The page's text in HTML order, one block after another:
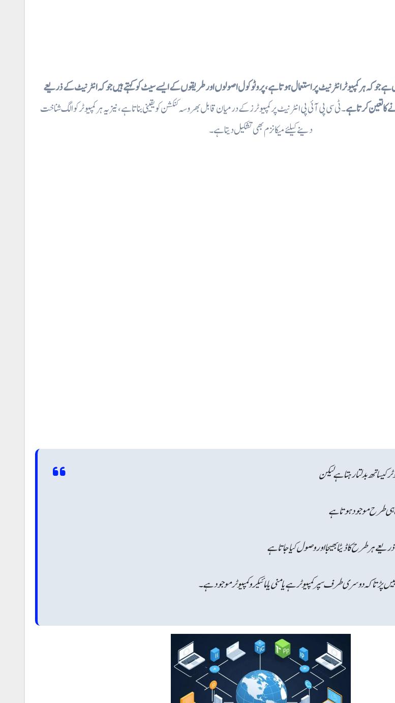
ہے جو کہ ہر کمپیوٹر انٹرنیٹ پر استعمال ہوتا ہے، پروٹوکول اصولوں اور طریقوں کے ایسے سیٹ کو کہتے ہیںجو کہ انٹرنیٹ کے ذریعے
کا تعین کرتا ہے۔ ٹی سی پی آئی پی انٹرنیٹ پر کمپیوٹرز کے درمیان قابل بھروسہ کنکشن کو یقینی بناتا ہے، نیز یہ ہر کمپیوٹر کو الگ شناخت
دینے کیلئے میکانزم بھی تشکیل دیتا ہے۔
کیساتھ بدلتا رہتا ہےلیکن
ہر طرح کا ڈیٹا بھیجا اور وصول کیا جاتا ہے
کہ دوسری طرف سپر کمپیوٹر ہے یا منی یا مائیکرو کمپیوٹر موجود ہے۔